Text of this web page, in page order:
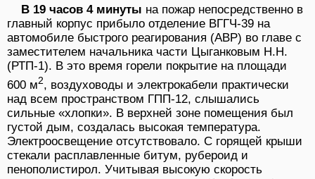
В 19 часов 4 минуты на пожар непосредственно в
главный корпус прибыло отделение ВГГЧ-39 на
автомобиле быстрого реагирования (АВР) во главе с
заместителем начальника части Цыганковым Н.Н.
(РТП-1). В это время горели покрытие на площади
600 м2, воздуховоды и электрокабели практически
над всем пространством ГПП-12, слышались
сильные «хлопки». В верхней зоне помещения был
густой дым, создалась высокая температура.
Электроосвещение отсутствовало. С горящей крыши
стекали расплавленные битум, рубероид и
пенополистирол. Учитывая высокую скорость